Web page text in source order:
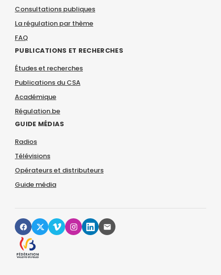
Consultations publiques
La régulation par thème
FAQ
PUBLICATIONS ET RECHERCHES
Études et recherches
Publications du CSA
Académique
Régulation.be
GUIDE MÉDIAS
Radios
Télévisions
Opérateurs et distributeurs
Guide média